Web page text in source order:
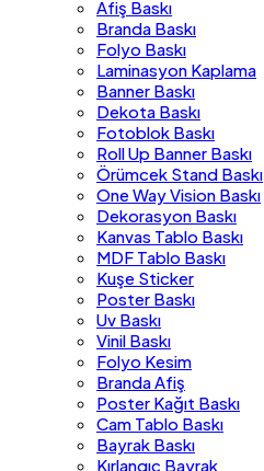
Afiş Baskı
Branda Baskı
Folyo Baskı
Laminasyon Kaplama
Banner Baskı
Dekota Baskı
Fotoblok Baskı
Roll Up Banner Baskı
Örümcek Stand Baskı
One Way Vision Baskı
Dekorasyon Baskı
Kanvas Tablo Baskı
MDF Tablo Baskı
Kuşe Sticker
Poster Baskı
Uv Baskı
Vinil Baskı
Folyo Kesim
Branda Afiş
Poster Kağıt Baskı
Cam Tablo Baskı
Bayrak Baskı
Kırlangıç Bayrak